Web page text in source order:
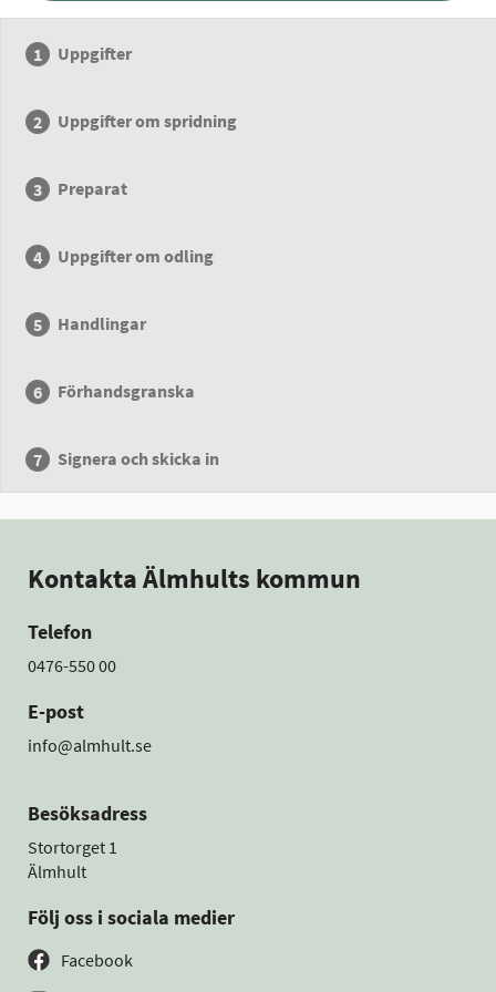
Uppgifter
Uppgifter om spridning
Preparat
Uppgifter om odling
Handlingar
Förhandsgranska
Signera och skicka in
Kontakta Älmhults kommun
Telefon
0476-550 00
E-post
info@almhult.se
Besöksadress
Stortorget 1
Älmhult
Följ oss i sociala medier
Facebook